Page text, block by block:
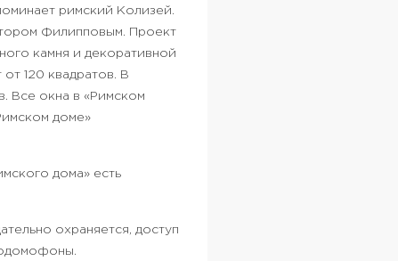
римский Колизей.
Филипповым. Проект
камня и декоративной
120 квадратов. В
Все окна в «Римском
доме»
дома» есть
охраняется, доступ